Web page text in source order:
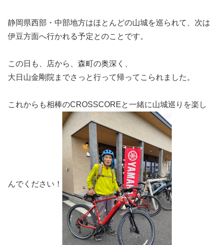
静岡県西部・中部地方はほとんどの山城を巡られて、次は
伊豆方面へ行かれる予定とのことです。
この日も、店から、森町の奥深く、
大日山金剛院までさっと行って帰ってこられました。
これからも相棒のCROSSCOREと一緒に山城巡りを楽し
んでください！